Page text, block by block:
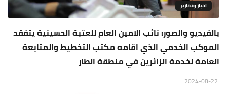
اخبار وتقارير
بالفيديو والصور: نائب الامين العام للعتبة الحسينية يتفقد
الموكب الخدمي الذي اقامه مكتب التخطيط والمتابعة
العامة لخدمة الزائرين في منطقة الطار